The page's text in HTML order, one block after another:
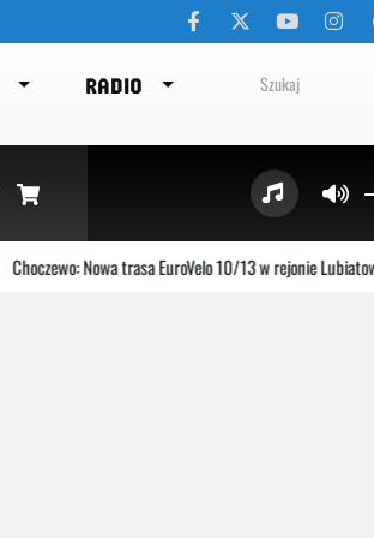
RADIO
Choczewo: Nowa trasa EuroVelo 10/13 w rejonie Lubiatowa